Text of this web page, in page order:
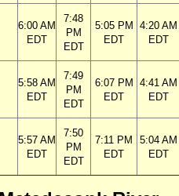
6:00 AM
EDT
7:48
PM
EDT
5:05 PM
EDT
4:20 AM
EDT
5:58 AM
EDT
7:49
PM
EDT
6:07 PM
EDT
4:41 AM
EDT
5:57 AM
EDT
7:50
PM
EDT
7:11 PM
EDT
5:04 AM
EDT